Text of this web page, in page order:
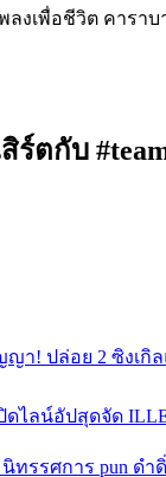
ลงเพื่อชีวิต คารา
ร์ตกับ
า! ปล่อย 2 ซิงเกิล
ปิดไลน์อัปสุดจัด
นิทรรศการ pun ด